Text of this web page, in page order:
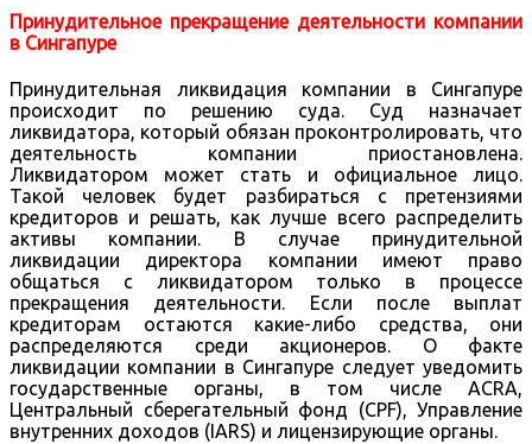
Принудительное прекращение деятельности компании
в Сингапуре
Принудительная ликвидация компании в Сингапуре
происходит по решению суда. Суд назначает
ликвидатора, который обязан проконтролировать, что
деятельность компании приостановлена.
Ликвидатором может стать и официальное лицо.
Такой человек будет разбираться с претензиями
кредиторов и решать, как лучше всего распределить
активы компании. В случае принудительной
ликвидации директора компании имеют право
общаться с ликвидатором только в процессе
прекращения деятельности. Если после выплат
кредиторам остаются какие-либо средства, они
распределяются среди акционеров. О факте
ликвидации компании в Сингапуре следует уведомить
государственные органы, в том числе ACRA,
Центральный сберегательный фонд (CPF), Управление
внутренних доходов (IARS) и лицензирующие органы.